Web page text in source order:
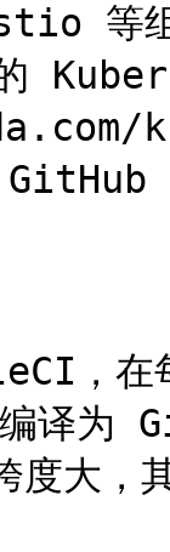
等
GitHub
，在
编译
度大，